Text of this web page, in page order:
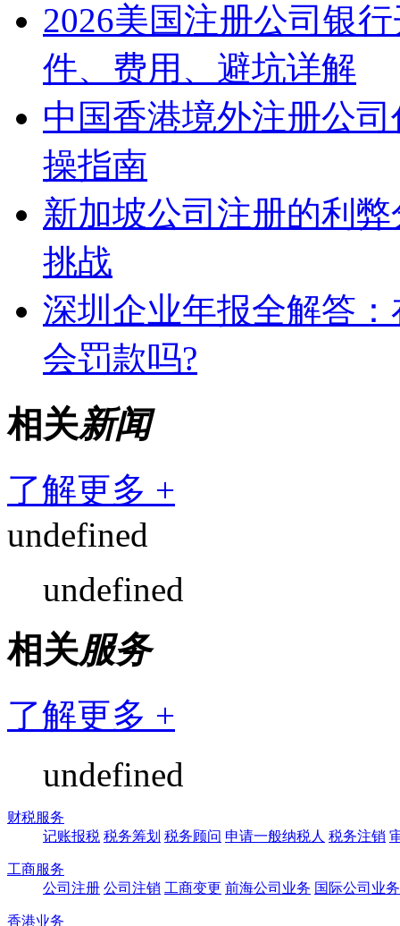
2026美国注册公司银
件、费用、避坑详解
中国香港境外注册公
操指南
新加坡公司注册的利
挑战
深圳企业年报全解答
会罚款吗?
相关新闻
了解更多 +
undefined
undefined
相关服务
了解更多 +
undefined
财税服务
记账报税 税务筹划 税务顾问 申请一般纳税人 税务注销
工商服务
公司注册 公司注销 工商变更 前海公司业务 国际公司业务
香港业务